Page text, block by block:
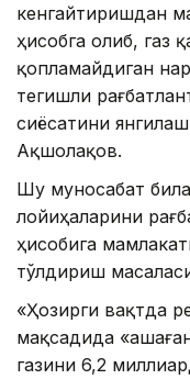
кенгайтиришдан
ҳисобга олиб, газ
қопламайдиган
тегишли
сиёсатини
Ақшолақов.
Шу муносабат
лойиҳаларини
ҳисобига
тўлдириш
«Ҳозирги вақтда
мақсадида
газини 6,2